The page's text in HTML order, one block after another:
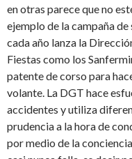
en otras parece que no
ejemplo de la campaña
cada año lanza la
Fiestas como los
patente de corso para
volante. La DGT hace
accidentes y utiliza
prudencia a la hora de
por medio de la